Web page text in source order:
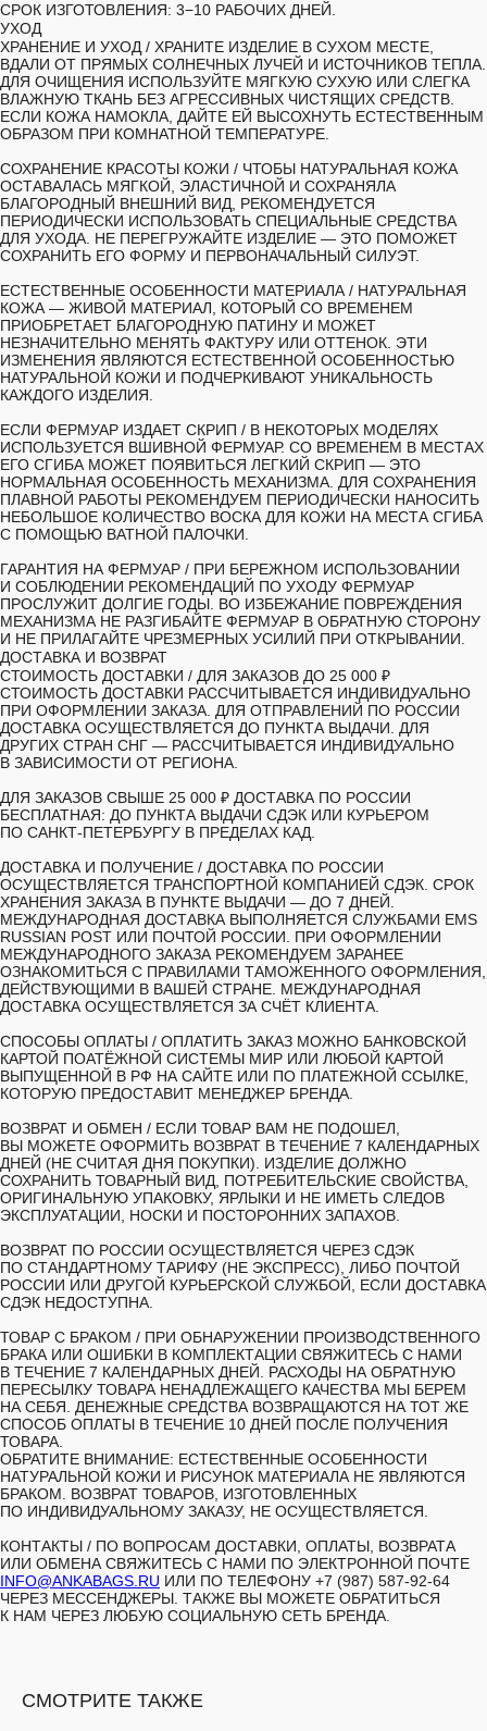
СРОК ИЗГОТОВЛЕНИЯ: 3−10 РАБОЧИХ ДНЕЙ.
УХОД
ХРАНЕНИЕ И УХОД / ХРАНИТЕ ИЗДЕЛИЕ В СУХОМ МЕСТЕ,
ВДАЛИ ОТ ПРЯМЫХ СОЛНЕЧНЫХ ЛУЧЕЙ И ИСТОЧНИКОВ ТЕПЛА.
ДЛЯ ОЧИЩЕНИЯ ИСПОЛЬЗУЙТЕ МЯГКУЮ СУХУЮ ИЛИ СЛЕГКА
ВЛАЖНУЮ ТКАНЬ БЕЗ АГРЕССИВНЫХ ЧИСТЯЩИХ СРЕДСТВ.
ЕСЛИ КОЖА НАМОКЛА, ДАЙТЕ ЕЙ ВЫСОХНУТЬ ЕСТЕСТВЕННЫМ
ОБРАЗОМ ПРИ КОМНАТНОЙ ТЕМПЕРАТУРЕ.
СОХРАНЕНИЕ КРАСОТЫ КОЖИ / ЧТОБЫ НАТУРАЛЬНАЯ КОЖА
ОСТАВАЛАСЬ МЯГКОЙ, ЭЛАСТИЧНОЙ И СОХРАНЯЛА
БЛАГОРОДНЫЙ ВНЕШНИЙ ВИД, РЕКОМЕНДУЕТСЯ
ПЕРИОДИЧЕСКИ ИСПОЛЬЗОВАТЬ СПЕЦИАЛЬНЫЕ СРЕДСТВА
ДЛЯ УХОДА. НЕ ПЕРЕГРУЖАЙТЕ ИЗДЕЛИЕ — ЭТО ПОМОЖЕТ
СОХРАНИТЬ ЕГО ФОРМУ И ПЕРВОНАЧАЛЬНЫЙ СИЛУЭТ.
ЕСТЕСТВЕННЫЕ ОСОБЕННОСТИ МАТЕРИАЛА / НАТУРАЛЬНАЯ
КОЖА — ЖИВОЙ МАТЕРИАЛ, КОТОРЫЙ СО ВРЕМЕНЕМ
ПРИОБРЕТАЕТ БЛАГОРОДНУЮ ПАТИНУ И МОЖЕТ
НЕЗНАЧИТЕЛЬНО МЕНЯТЬ ФАКТУРУ ИЛИ ОТТЕНОК. ЭТИ
ИЗМЕНЕНИЯ ЯВЛЯЮТСЯ ЕСТЕСТВЕННОЙ ОСОБЕННОСТЬЮ
НАТУРАЛЬНОЙ КОЖИ И ПОДЧЕРКИВАЮТ УНИКАЛЬНОСТЬ
КАЖДОГО ИЗДЕЛИЯ.
ЕСЛИ ФЕРМУАР ИЗДАЕТ СКРИП / В НЕКОТОРЫХ МОДЕЛЯХ
ИСПОЛЬЗУЕТСЯ ВШИВНОЙ ФЕРМУАР. СО ВРЕМЕНЕМ В МЕСТАХ
ЕГО СГИБА МОЖЕТ ПОЯВИТЬСЯ ЛЕГКИЙ СКРИП — ЭТО
НОРМАЛЬНАЯ ОСОБЕННОСТЬ МЕХАНИЗМА. ДЛЯ СОХРАНЕНИЯ
ПЛАВНОЙ РАБОТЫ РЕКОМЕНДУЕМ ПЕРИОДИЧЕСКИ НАНОСИТЬ
НЕБОЛЬШОЕ КОЛИЧЕСТВО ВОСКА ДЛЯ КОЖИ НА МЕСТА СГИБА
С ПОМОЩЬЮ ВАТНОЙ ПАЛОЧКИ.
ГАРАНТИЯ НА ФЕРМУАР / ПРИ БЕРЕЖНОМ ИСПОЛЬЗОВАНИИ
И СОБЛЮДЕНИИ РЕКОМЕНДАЦИЙ ПО УХОДУ ФЕРМУАР
ПРОСЛУЖИТ ДОЛГИЕ ГОДЫ. ВО ИЗБЕЖАНИЕ ПОВРЕЖДЕНИЯ
МЕХАНИЗМА НЕ РАЗГИБАЙТЕ ФЕРМУАР В ОБРАТНУЮ СТОРОНУ
И НЕ ПРИЛАГАЙТЕ ЧРЕЗМЕРНЫХ УСИЛИЙ ПРИ ОТКРЫВАНИИ.
ДОСТАВКА И ВОЗВРАТ
СТОИМОСТЬ ДОСТАВКИ / ДЛЯ ЗАКАЗОВ ДО 25 000 ₽
СТОИМОСТЬ ДОСТАВКИ РАССЧИТЫВАЕТСЯ ИНДИВИДУАЛЬНО
ПРИ ОФОРМЛЕНИИ ЗАКАЗА. ДЛЯ ОТПРАВЛЕНИЙ ПО РОССИИ
ДОСТАВКА ОСУЩЕСТВЛЯЕТСЯ ДО ПУНКТА ВЫДАЧИ. ДЛЯ
ДРУГИХ СТРАН СНГ — РАССЧИТЫВАЕТСЯ ИНДИВИДУАЛЬНО
В ЗАВИСИМОСТИ ОТ РЕГИОНА.
ДЛЯ ЗАКАЗОВ СВЫШЕ 25 000 ₽ ДОСТАВКА ПО РОССИИ
БЕСПЛАТНАЯ: ДО ПУНКТА ВЫДАЧИ СДЭК ИЛИ КУРЬЕРОМ
ПО САНКТ-ПЕТЕРБУРГУ В ПРЕДЕЛАХ КАД.
ДОСТАВКА И ПОЛУЧЕНИЕ / ДОСТАВКА ПО РОССИИ
ОСУЩЕСТВЛЯЕТСЯ ТРАНСПОРТНОЙ КОМПАНИЕЙ СДЭК. СРОК
ХРАНЕНИЯ ЗАКАЗА В ПУНКТЕ ВЫДАЧИ — ДО 7 ДНЕЙ.
МЕЖДУНАРОДНАЯ ДОСТАВКА ВЫПОЛНЯЕТСЯ СЛУЖБАМИ EMS
RUSSIAN POST ИЛИ ПОЧТОЙ РОССИИ. ПРИ ОФОРМЛЕНИИ
МЕЖДУНАРОДНОГО ЗАКАЗА РЕКОМЕНДУЕМ ЗАРАНЕЕ
ОЗНАКОМИТЬСЯ С ПРАВИЛАМИ ТАМОЖЕННОГО ОФОРМЛЕНИЯ,
ДЕЙСТВУЮЩИМИ В ВАШЕЙ СТРАНЕ. МЕЖДУНАРОДНАЯ
ДОСТАВКА ОСУЩЕСТВЛЯЕТСЯ ЗА СЧЁТ КЛИЕНТА.
СПОСОБЫ ОПЛАТЫ / ОПЛАТИТЬ ЗАКАЗ МОЖНО БАНКОВСКОЙ
КАРТОЙ ПОАТЁЖНОЙ СИСТЕМЫ МИР ИЛИ ЛЮБОЙ КАРТОЙ
ВЫПУЩЕННОЙ В РФ НА САЙТЕ ИЛИ ПО ПЛАТЕЖНОЙ ССЫЛКЕ,
КОТОРУЮ ПРЕДОСТАВИТ МЕНЕДЖЕР БРЕНДА.
ВОЗВРАТ И ОБМЕН / ЕСЛИ ТОВАР ВАМ НЕ ПОДОШЕЛ,
ВЫ МОЖЕТЕ ОФОРМИТЬ ВОЗВРАТ В ТЕЧЕНИЕ 7 КАЛЕНДАРНЫХ
ДНЕЙ (НЕ СЧИТАЯ ДНЯ ПОКУПКИ). ИЗДЕЛИЕ ДОЛЖНО
СОХРАНИТЬ ТОВАРНЫЙ ВИД, ПОТРЕБИТЕЛЬСКИЕ СВОЙСТВА,
ОРИГИНАЛЬНУЮ УПАКОВКУ, ЯРЛЫКИ И НЕ ИМЕТЬ СЛЕДОВ
ЭКСПЛУАТАЦИИ, НОСКИ И ПОСТОРОННИХ ЗАПАХОВ.
ВОЗВРАТ ПО РОССИИ ОСУЩЕСТВЛЯЕТСЯ ЧЕРЕЗ СДЭК
ПО СТАНДАРТНОМУ ТАРИФУ (НЕ ЭКСПРЕСС), ЛИБО ПОЧТОЙ
РОССИИ ИЛИ ДРУГОЙ КУРЬЕРСКОЙ СЛУЖБОЙ, ЕСЛИ ДОСТАВКА
СДЭК НЕДОСТУПНА.
ТОВАР С БРАКОМ / ПРИ ОБНАРУЖЕНИИ ПРОИЗВОДСТВЕННОГО
БРАКА ИЛИ ОШИБКИ В КОМПЛЕКТАЦИИ СВЯЖИТЕСЬ С НАМИ
В ТЕЧЕНИЕ 7 КАЛЕНДАРНЫХ ДНЕЙ. РАСХОДЫ НА ОБРАТНУЮ
ПЕРЕСЫЛКУ ТОВАРА НЕНАДЛЕЖАЩЕГО КАЧЕСТВА МЫ БЕРЕМ
НА СЕБЯ. ДЕНЕЖНЫЕ СРЕДСТВА ВОЗВРАЩАЮТСЯ НА ТОТ ЖЕ
СПОСОБ ОПЛАТЫ В ТЕЧЕНИЕ 10 ДНЕЙ ПОСЛЕ ПОЛУЧЕНИЯ
ТОВАРА.
ОБРАТИТЕ ВНИМАНИЕ: ЕСТЕСТВЕННЫЕ ОСОБЕННОСТИ
НАТУРАЛЬНОЙ КОЖИ И РИСУНОК МАТЕРИАЛА НЕ ЯВЛЯЮТСЯ
БРАКОМ. ВОЗВРАТ ТОВАРОВ, ИЗГОТОВЛЕННЫХ
ПО ИНДИВИДУАЛЬНОМУ ЗАКАЗУ, НЕ ОСУЩЕСТВЛЯЕТСЯ.
КОНТАКТЫ / ПО ВОПРОСАМ ДОСТАВКИ, ОПЛАТЫ, ВОЗВРАТА
ИЛИ ОБМЕНА СВЯЖИТЕСЬ С НАМИ ПО ЭЛЕКТРОННОЙ ПОЧТЕ
INFO@ANKABAGS.RU ИЛИ ПО ТЕЛЕФОНУ +7 (987) 587-92-64
ЧЕРЕЗ МЕССЕНДЖЕРЫ. ТАКЖЕ ВЫ МОЖЕТЕ ОБРАТИТЬСЯ
К НАМ ЧЕРЕЗ ЛЮБУЮ СОЦИАЛЬНУЮ СЕТЬ БРЕНДА.
СМОТРИТЕ ТАКЖЕ